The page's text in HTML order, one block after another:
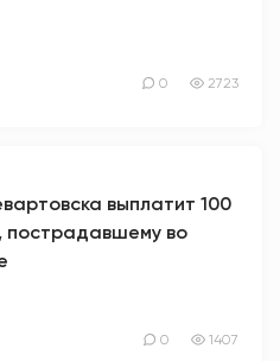
0 2723
выплатит 100
пострадавшему во
0 1407